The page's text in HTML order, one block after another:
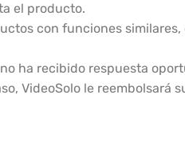
el producto.
con funciones
ha recibido respuesta
VideoSolo le reembolsará